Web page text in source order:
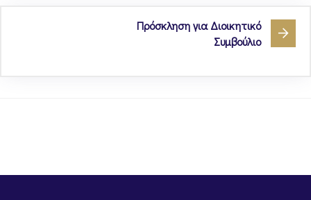
Πρόσκληση για Διοικητικό
Συμβούλιο